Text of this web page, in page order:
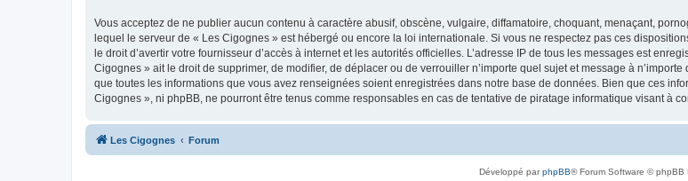
Vous acceptez de ne publier aucun contenu à caractère abusif, obscène, vulgaire, diffamatoire, choquant, menaçant,
lequel le serveur de « Les Cigognes » est hébergé ou encore la loi internationale. Si vous ne respectez pas ces
le droit d’avertir votre fournisseur d’accès à internet et les autorités officielles. L’adresse IP de tous les messages est
Cigognes » ait le droit de supprimer, de modifier, de déplacer ou de verrouiller n’importe quel sujet et message à
que toutes les informations que vous avez renseignées soient enregistrées dans notre base de données. Bien que ces
Cigognes », ni phpBB, ne pourront être tenus comme responsables en cas de tentative de piratage informatique visant à
Les Cigognes Forum
Développé parphpBB® Forum Software © phpBB